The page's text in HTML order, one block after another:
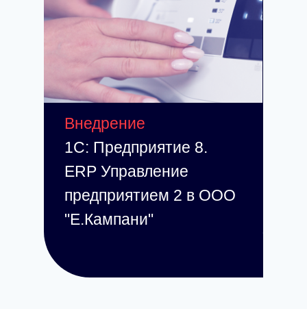
Внедрение
1С: Предприятие 8.
ERP Управление
предприятием 2 в ООО
"Е.Кампани"